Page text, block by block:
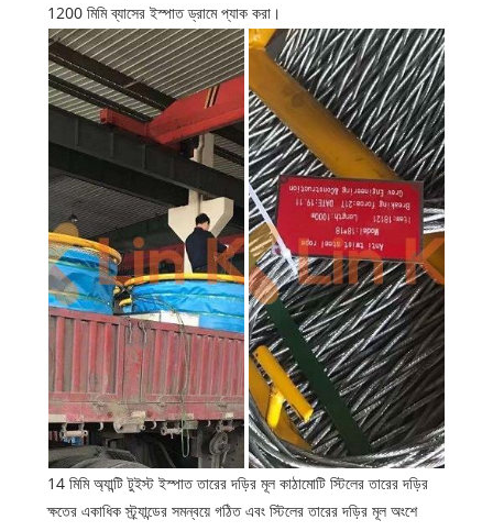
1200 মিমি ব্যাসের ইস্পাত ড্রামে প্যাক করা।
14 মিমি অ্যান্টি টুইস্ট ইস্পাত তারের দড়ির মূল কাঠামোটি স্টিলের তারের দড়ির
ক্ষতের একাধিক স্ট্র্যান্ডের সমন্বয়ে গঠিত এবং স্টিলের তারের দড়ির মূল অংশে